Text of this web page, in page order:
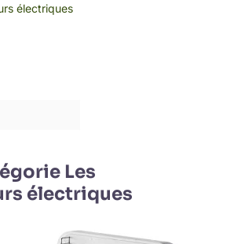
électriques
Les
électriques